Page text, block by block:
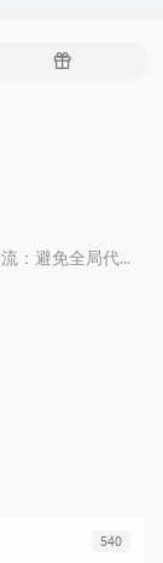
随
【知识总结】使用 OpenVPN 实现按需分流：避免全局代理泄露隐私
540